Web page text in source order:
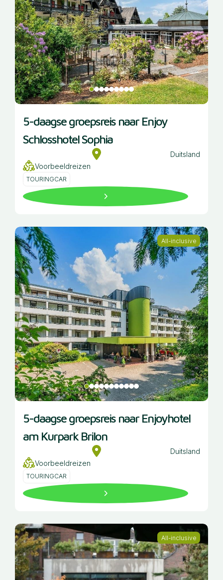
5-daagse groepsreis naar Enjoy
Schlosshotel Sophia
Duitsland
Voorbeeldreizen
TOURINGCAR
All-inclusive
5-daagse groepsreis naar Enjoyhotel
am Kurpark Brilon
Duitsland
Voorbeeldreizen
TOURINGCAR
All-inclusive